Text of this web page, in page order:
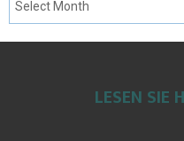
LESEN SIE